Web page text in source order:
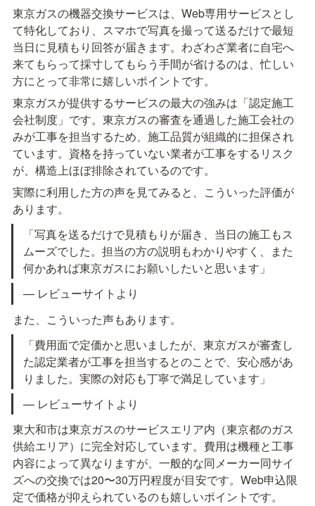
東京ガスの機器交換サービスは、Web専用サービスとし
て特化しており、スマホで写真を撮って送るだけで最短
当日に見積もり回答が届きます。わざわざ業者に自宅へ
来てもらって採寸してもらう手間が省けるのは、忙しい
方にとって非常に嬉しいポイントです。
東京ガスが提供するサービスの最大の強みは「認定施工
会社制度」です。東京ガスの審査を通過した施工会社の
みが工事を担当するため、施工品質が組織的に担保され
ています。資格を持っていない業者が工事をするリスク
が、構造上ほぼ排除されているのです。
実際に利用した方の声を見てみると、こういった評価が
あります。
「写真を送るだけで見積もりが届き、当日の施工もス
ムーズでした。担当の方の説明もわかりやすく、また
何かあれば東京ガスにお願いしたいと思います」
— レビューサイトより
また、こういった声もあります。
「費用面で定価かと思いましたが、東京ガスが審査し
た認定業者が工事を担当するとのことで、安心感があ
りました。実際の対応も丁寧で満足しています」
— レビューサイトより
東大和市は東京ガスのサービスエリア内（東京都のガス
供給エリア）に完全対応しています。費用は機種と工事
内容によって異なりますが、一般的な同メーカー同サイ
ズへの交換では20〜30万円程度が目安です。Web申込限
定で価格が抑えられているのも嬉しいポイントです。